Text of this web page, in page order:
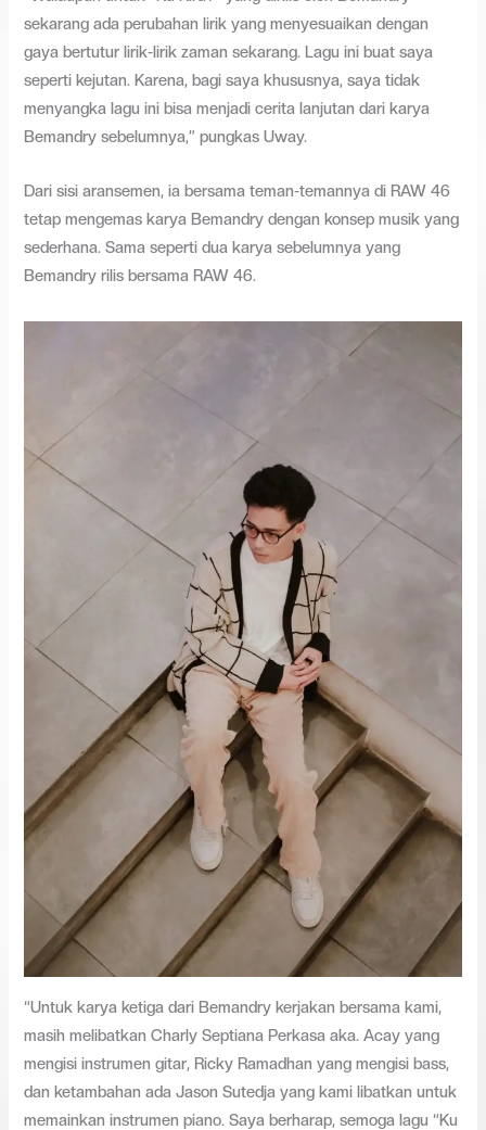
sekarang ada perubahan lirik yang menyesuaikan dengan
gaya bertutur lirik-lirik zaman sekarang. Lagu ini buat saya
seperti kejutan. Karena, bagi saya khususnya, saya tidak
menyangka lagu ini bisa menjadi cerita lanjutan dari karya
Bemandry sebelumnya,” pungkas Uway.
Dari sisi aransemen, ia bersama teman-temannya di RAW 46
tetap mengemas karya Bemandry dengan konsep musik yang
sederhana. Sama seperti dua karya sebelumnya yang
Bemandry rilis bersama RAW 46.
“Untuk karya ketiga dari Bemandry kerjakan bersama kami,
masih melibatkan Charly Septiana Perkasa aka. Acay yang
mengisi instrumen gitar, Ricky Ramadhan yang mengisi bass,
dan ketambahan ada Jason Sutedja yang kami libatkan untuk
memainkan instrumen piano. Saya berharap, semoga lagu “Ku